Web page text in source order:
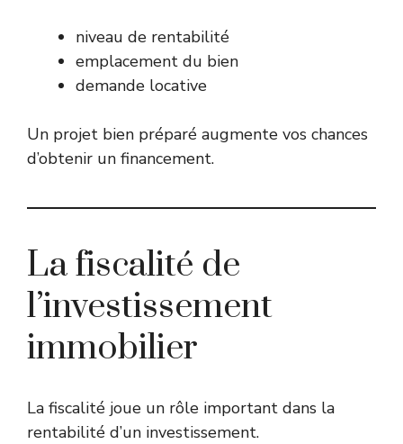
niveau de rentabilité
emplacement du bien
demande locative
Un projet bien préparé augmente vos chances
d’obtenir un financement.
La fiscalité de
l’investissement
immobilier
La fiscalité joue un rôle important dans la
rentabilité d’un investissement.